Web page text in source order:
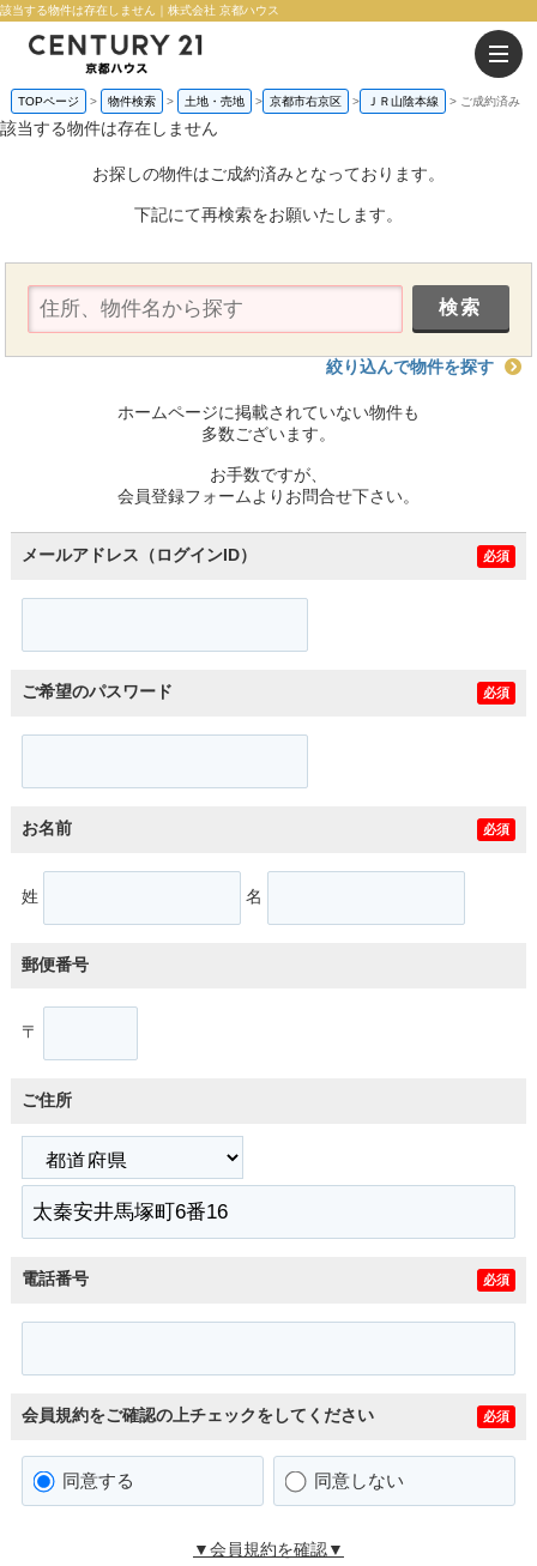
該当する物件は存在しません｜株式会社 京都ハウス
TOPページ 物件検索 土地・売地 京都市右京区 ＪＲ山陰本線 ご成約済み
該当する物件は存在しません
お探しの物件はご成約済みとなっております。
下記にて再検索をお願いたします。
絞り込んで物件を探す
ホームページに掲載されていない物件も
多数ございます。
お手数ですが、
会員登録フォームよりお問合せ下さい。
メールアドレス（ログインID） 必須
ご希望のパスワード 必須
お名前 必須
姓 名
郵便番号
〒
ご住所
電話番号 必須
会員規約をご確認の上チェックをしてください 必須
同意する 同意しない
▼会員規約を確認▼